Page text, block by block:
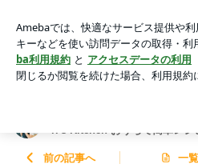
作り方！ | 料理研究家ゆかりオフ
chen おうちで簡単レシピ」
アプリをダウンロードして ブログの
ょう。
ri's Kitchen おうちで簡単レシ
前の記事へ 一覧